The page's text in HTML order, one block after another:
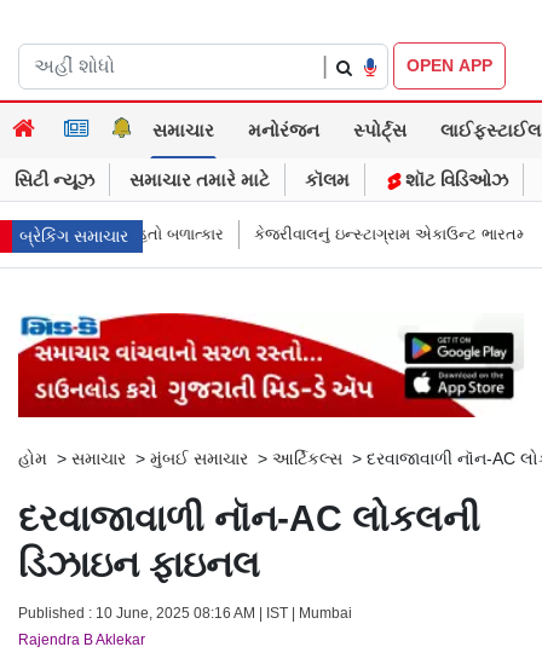
OPEN APP
સમાચાર મનોરંજન સ્પોર્ટ્સ લાઈફસ્ટાઈલ
સિટી ન્યૂઝ સમાચાર તમારે માટે કૉલમ શૉટ વિડિઓઝ
બ્રેકિંગ સમાચાર
કેજરીવાલનું ઇન્સ્ટાગ્રામ એકાઉન્ટ ભારતમાં રિસ્ટ્રિક્ટ થયું એમા તો પીએમ
હોમ > સમાચાર > મુંબઈ સમાચાર > આર્ટિકલ્સ > દરવાજાવાળી નૉન-AC
દરવાજાવાળી નૉન-AC લોકલની
ડિઝાઇન ફાઇનલ
Published : 10 June, 2025 08:16 AM | IST | Mumbai
Rajendra B Aklekar